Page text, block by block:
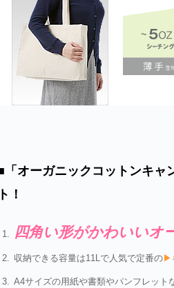
「オーガニックコットンキ
ト！
四角い形がかわいいオ
収納できる容量は11Lで人気で定番の▶
A4サイズの用紙や書類やパンフレット